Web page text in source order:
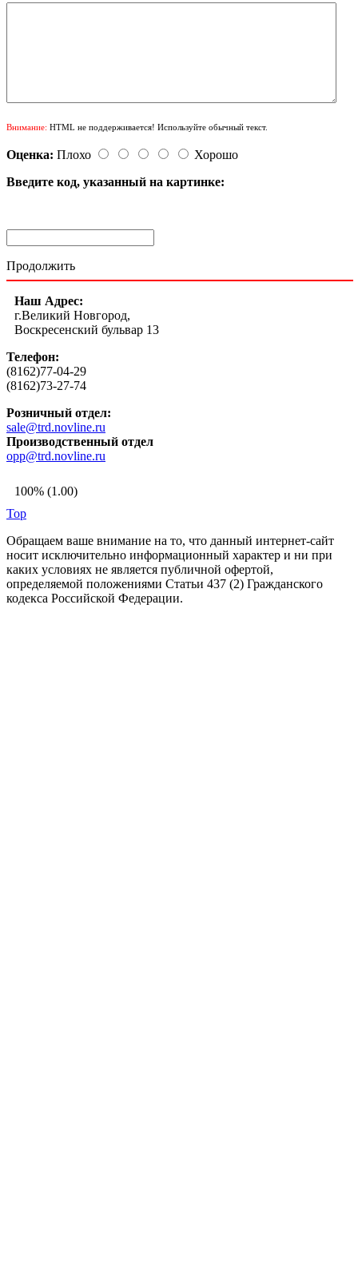
Внимание: HTML не поддерживается! Используйте обычный текст.
Оценка: Плохо
Хорошо
Введите код, указанный на картинке:
Продолжить
Наш Адрес:
г.Великий Новгород,
Воскресенский бульвар 13
Телефон:
(8162)77-04-29
(8162)73-27-74
Розничный отдел:
sale@trd.novline.ru
Производственный отдел
opp@trd.novline.ru
100% (1.00)
Top
Обращаем ваше внимание на то, что данный интернет-сайт
носит исключительно информационный характер и ни при
каких условиях не является публичной офертой,
определяемой положениями Статьи 437 (2) Гражданского
кодекса Российской Федерации.